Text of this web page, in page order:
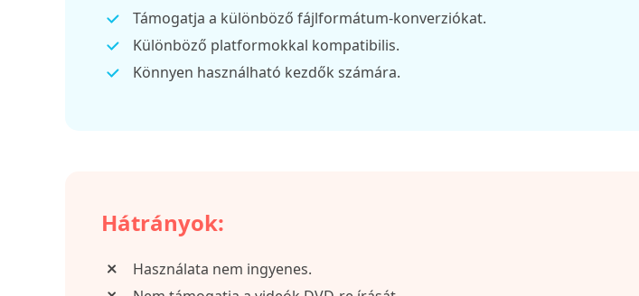
Támogatja a különböző fájlformátum-konverziókat.
Különböző platformokkal kompatibilis.
Könnyen használható kezdők számára.
Hátrányok:
Használata nem ingyenes.